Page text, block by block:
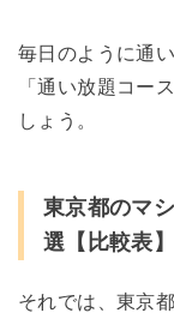
毎日のように通
「通い放題コー
しょう。
東京都のマ
選【比較表】
それでは、東京